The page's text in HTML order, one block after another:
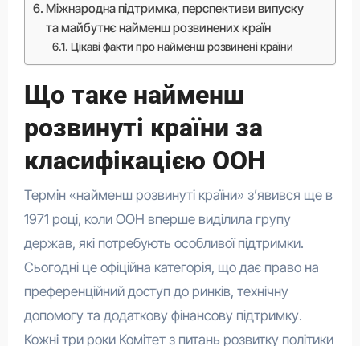
Міжнародна підтримка, перспективи випуску
та майбутнє найменш розвинених країн
Цікаві факти про найменш розвинені країни
Що таке найменш
розвинуті країни за
класифікацією ООН
Термін «найменш розвинуті країни» з’явився ще в
1971 році, коли ООН вперше виділила групу
держав, які потребують особливої підтримки.
Сьогодні це офіційна категорія, що дає право на
преференційний доступ до ринків, технічну
допомогу та додаткову фінансову підтримку.
Кожні три роки Комітет з питань розвитку політики